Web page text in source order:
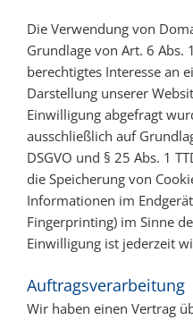
Die Verwendung von
Grundlage von Art. 6 Abs.
berechtigtes Interesse an
Darstellung unserer
Einwilligung abgefragt
ausschließlich auf
DSGVO und § 25 Abs. 1
die Speicherung von
Informationen im
Fingerprinting) im Sinne
Einwilligung ist jederzeit
Auftragsverarbeitung
Wir haben einen Vertrag